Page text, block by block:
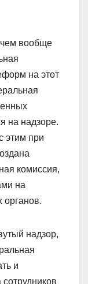
чем вообще
на этот
на надзоре.
этим при
комиссия,
на
органов.
надзор,
и